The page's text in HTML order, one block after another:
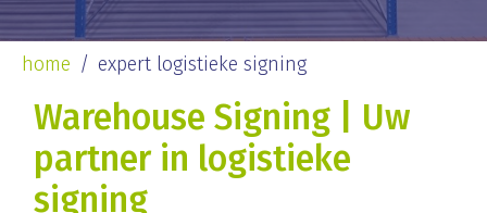
home expert logistieke signing
Warehouse Signing | Uw
partner in logistieke
signing